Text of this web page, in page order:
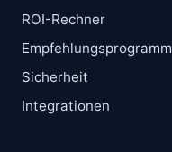
ROI-Rechner
Empfehlungsprogramm
Sicherheit
Integrationen